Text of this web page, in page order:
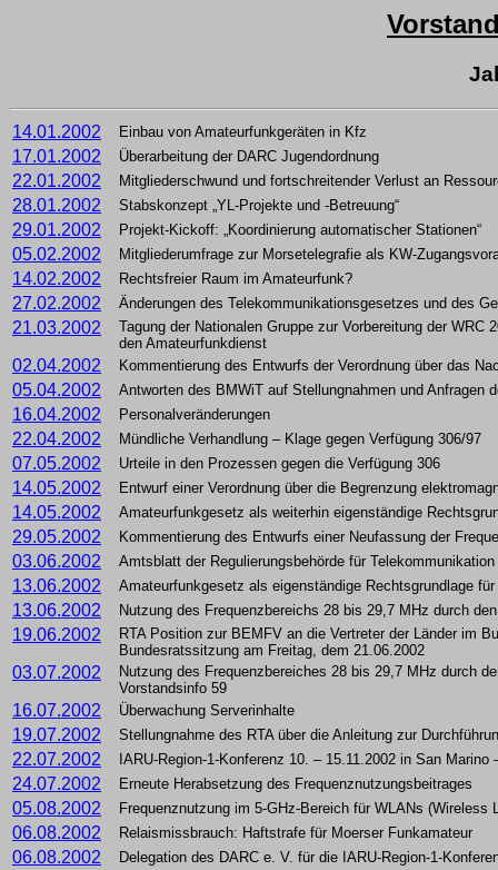
14.01.2002 Einbau von Amateurfunkgeräten in Kfz
17.01.2002 Überarbeitung der DARC Jugendordnung
22.01.2002 Mitgliederschwund und fortschreitender Verlust an
28.01.2002 Stabskonzept „YL-Projekte und -Betreuung“
29.01.2002 Projekt-Kickoff: „Koordinierung automatischer Stationen“
05.02.2002 Mitgliederumfrage zur Morsetelegrafie als KW-
14.02.2002 Rechtsfreier Raum im Amateurfunk?
27.02.2002 Änderungen des Telekommunikationsgesetzes und des
21.03.2002
Tagung der Nationalen Gruppe zur Vorbereitung der
den Amateurfunkdienst
02.04.2002 Kommentierung des Entwurfs der Verordnung über das
05.04.2002 Antworten des BMWiT auf Stellungnahmen und Anfragen
16.04.2002 Personalveränderungen
22.04.2002 Mündliche Verhandlung – Klage gegen Verfügung 306/97
07.05.2002 Urteile in den Prozessen gegen die Verfügung 306
14.05.2002 Entwurf einer Verordnung über die Begrenzung
14.05.2002 Amateurfunkgesetz als weiterhin eigenständige
29.05.2002 Kommentierung des Entwurfs einer Neufassung der
03.06.2002 Amtsblatt der Regulierungsbehörde für
13.06.2002 Amateurfunkgesetz als eigenständige Rechtsgrundlage
13.06.2002 Nutzung des Frequenzbereichs 28 bis 29,7 MHz durch
19.06.2002
RTA Position zur BEMFV an die Vertreter der Länder im
Bundesratssitzung am Freitag, dem 21.06.2002
03.07.2002
Nutzung des Frequenzbereiches 28 bis 29,7 MHz durch
Vorstandsinfo 59
16.07.2002 Überwachung Serverinhalte
19.07.2002 Stellungnahme des RTA über die Anleitung zur
22.07.2002 IARU-Region-1-Konferenz 10. – 15.11.2002 in San
24.07.2002 Erneute Herabsetzung des Frequenznutzungsbeitrages
05.08.2002 Frequenznutzung im 5-GHz-Bereich für WLANs
06.08.2002 Relaismissbrauch: Haftstrafe für Moerser Funkamateur
06.08.2002 Delegation des DARC e. V. für die IARU-Region-1-